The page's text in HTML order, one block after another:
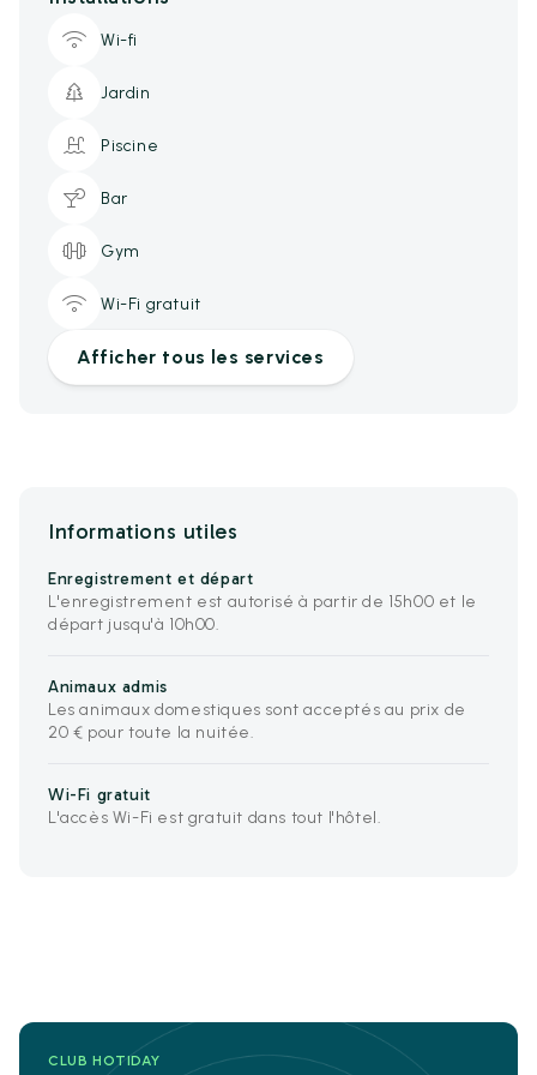
Wi-fi
Jardin
Piscine
Bar
Gym
Wi-Fi gratuit
Afficher tous les services
Informations utiles
Enregistrement et départ
L'enregistrement est autorisé à partir de 15h00 et le
départ jusqu'à 10h00.
Animaux admis
Les animaux domestiques sont acceptés au prix de
20 € pour toute la nuitée.
Wi-Fi gratuit
L'accès Wi-Fi est gratuit dans tout l'hôtel.
CLUB HOTIDAY